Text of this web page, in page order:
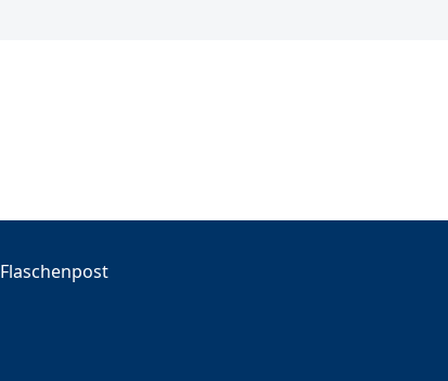
Flaschenpost